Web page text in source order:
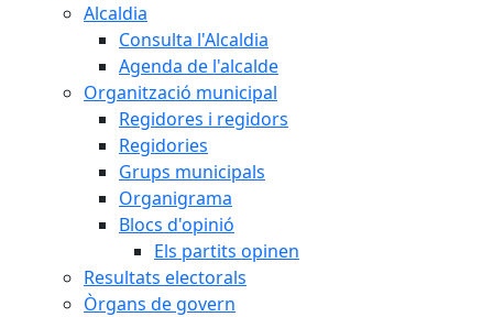
Alcaldia
Consulta l'Alcaldia
Agenda de l'alcalde
Organització municipal
Regidores i regidors
Regidories
Grups municipals
Organigrama
Blocs d'opinió
Els partits opinen
Resultats electorals
Òrgans de govern